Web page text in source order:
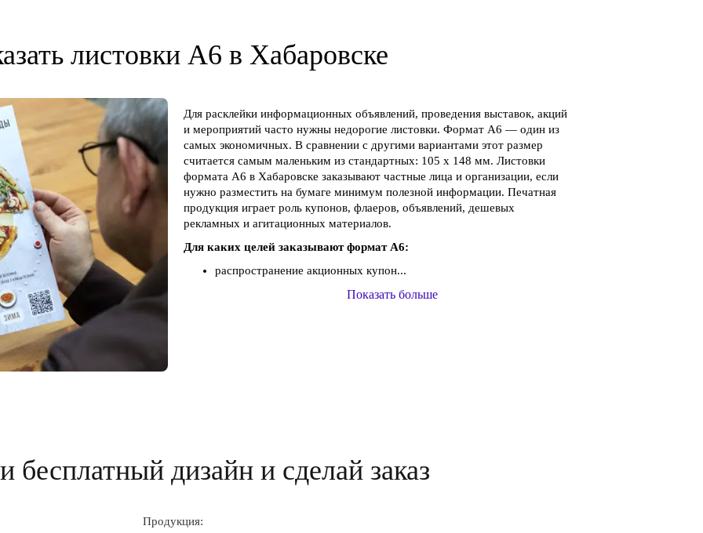
листовки А6 в Хабаровске
Для расклейки информационных объявлений, проведения выставок, акций
и мероприятий часто нужны недорогие листовки. Формат А6 — один из
самых экономичных. В сравнении с другими вариантами этот размер
считается самым маленьким из стандартных: 105 х 148 мм. Листовки
формата А6 в Хабаровске заказывают частные лица и организации, если
нужно разместить на бумаге минимум полезной информации. Печатная
продукция играет роль купонов, флаеров, объявлений, дешевых
рекламных и агитационных материалов.
Для каких целей заказывают формат А6:
распространение акционных купон...
Показать больше
бесплатный дизайн и сделай заказ
Продукция: